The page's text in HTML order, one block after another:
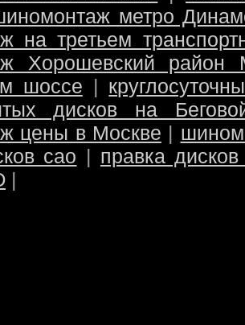
метро
на третьем
Хорошевский район
шоссе |
дисков на
цены в Москве |
сао | правка
|